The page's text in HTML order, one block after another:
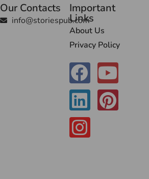
Our Contacts
info@storiespub.com
Important
Links
About Us
Privacy Policy